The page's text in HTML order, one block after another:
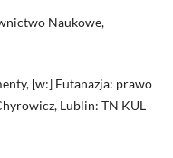
Naukowe,
[w:] Eutanazja: prawo
Lublin: TN KUL